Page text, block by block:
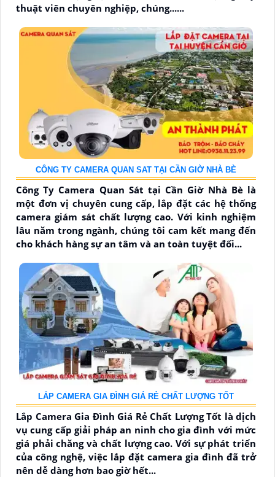
thuật viên chuyên nghiệp, chúng......
CÔNG TY CAMERA QUAN SAT TẠI CẦN GIỜ NHÀ BÈ
Công Ty Camera Quan Sát tại Cần Giờ Nhà Bè là
một đơn vị chuyên cung cấp, lắp đặt các hệ thống
camera giám sát chất lượng cao. Với kinh nghiệm
lâu năm trong ngành, chúng tôi cam kết mang đến
cho khách hàng sự an tâm và an toàn tuyệt đối...
LẮP CAMERA GIA ĐÌNH GIÁ RẺ CHẤT LƯỢNG TỐT
Lắp Camera Gia Đình Giá Rẻ Chất Lượng Tốt là dịch
vụ cung cấp giải pháp an ninh cho gia đình với mức
giá phải chăng và chất lượng cao. Với sự phát triển
của công nghệ, việc lắp đặt camera gia đình đã trở
nên dễ dàng hơn bao giờ hết...